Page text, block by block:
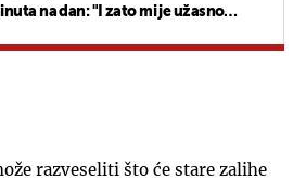
na dan: "I zato mi je užasno
razveseliti što će stare zalihe